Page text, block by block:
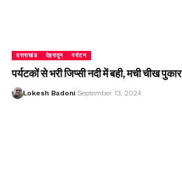
उत्तराखंड देहरादून पर्यटन
पर्यटकों से भरी जिप्सी नदी में बही, मची चीख पुकार
Lokesh Badoni September 13, 2024